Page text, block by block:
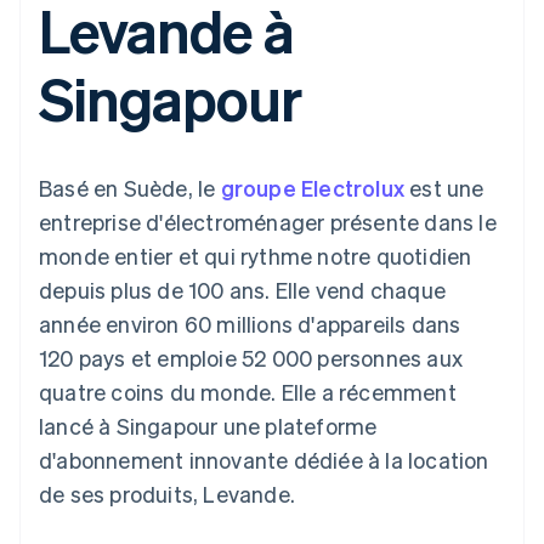
Moyens de
paiement
de 125
Terminal
Paiements en
Authorization
Acceptation
optimisée
Paiements
accélérés
Connections
Comptes
associés
Recognition
Comptabilité
automatisée
Rapports
personnalisés
des données
l’application
Marketplaces
Gestion financière
SaaS
Par secteur
Entreprises d'IA
Économie des
créateurs
Jeux
Hôtellerie, voyages et
loisirs
Assurance
Médias et
divertissements
Organisations à but
non lucratif
Services aux
Gérer des
abonnements
Proposer une
Émettre des cartes
bancaires adossées à
services avec des
agents
Ressources
Intégrations
d'applications
Exemples de code
Blog des développeurs
État de l'API
Entreprise
produits
Sessions : conférence
Communiqués de
presse
Stripe Press
Contact
Contacter notre équipe
Devenir partenaire
Levande à
Singapour
Basé en Suède, le groupe Electrolux est une
entreprise d'électroménager présente dans le
monde entier et qui rythme notre quotidien
depuis plus de 100 ans. Elle vend chaque
année environ 60 millions d'appareils dans
120 pays et emploie 52 000 personnes aux
quatre coins du monde. Elle a récemment
lancé à Singapour une plateforme
d'abonnement innovante dédiée à la location
de ses produits, Levande.